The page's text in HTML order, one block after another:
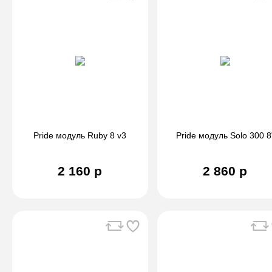
Pride модуль Ruby 8 v3
2 160 р
Pride модуль Solo 300
2 860 р